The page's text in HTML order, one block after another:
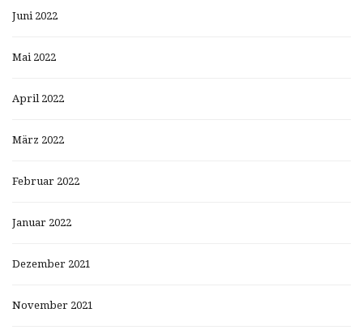
Juni 2022
Mai 2022
April 2022
März 2022
Februar 2022
Januar 2022
Dezember 2021
November 2021